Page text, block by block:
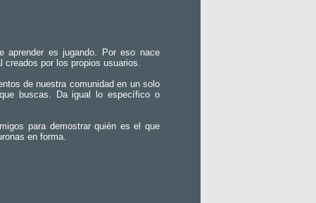
aprender es jugando. Por eso nace
creados por los propios usuarios.
de nuestra comunidad en un solo
buscas. Da igual lo específico o
para demostrar quién es el que
en forma.